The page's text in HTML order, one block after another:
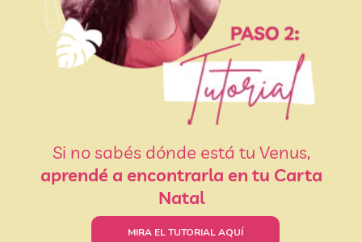
Si no sabés dónde está tu Venus,
aprendé a encontrarla en tu Carta
Natal
MIRA EL TUTORIAL AQUÍ